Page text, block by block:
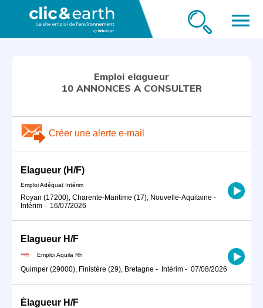
menu
Emploi elagueur
10 ANNONCES A CONSULTER
Créer une alerte e-mail
Elagueur (H/F)
Emploi Adéquat Intérim
Royan (17200), Charente-Maritime (17), Nouvelle-Aquitaine -
Intérim - 16/07/2026
Elagueur H/F
Emploi Aquila Rh
Quimper (29000), Finistère (29), Bretagne - Intérim - 07/08/2026
Élagueur H/F